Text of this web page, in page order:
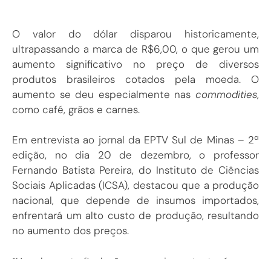
O valor do dólar disparou historicamente,
ultrapassando a marca de R$6,00, o que gerou um
aumento significativo no preço de diversos
produtos brasileiros cotados pela moeda. O
aumento se deu especialmente nas commodities,
como café, grãos e carnes.
Em entrevista ao jornal da EPTV Sul de Minas – 2ª
edição, no dia 20 de dezembro, o professor
Fernando Batista Pereira, do Instituto de Ciências
Sociais Aplicadas (ICSA), destacou que a produção
nacional, que depende de insumos importados,
enfrentará um alto custo de produção, resultando
no aumento dos preços.